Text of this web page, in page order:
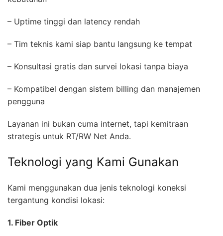
– Uptime tinggi dan latency rendah
– Tim teknis kami siap bantu langsung ke tempat
– Konsultasi gratis dan survei lokasi tanpa biaya
– Kompatibel dengan sistem billing dan manajemen
pengguna
Layanan ini bukan cuma internet, tapi kemitraan
strategis untuk RT/RW Net Anda.
Teknologi yang Kami Gunakan
Kami menggunakan dua jenis teknologi koneksi
tergantung kondisi lokasi:
1. Fiber Optik